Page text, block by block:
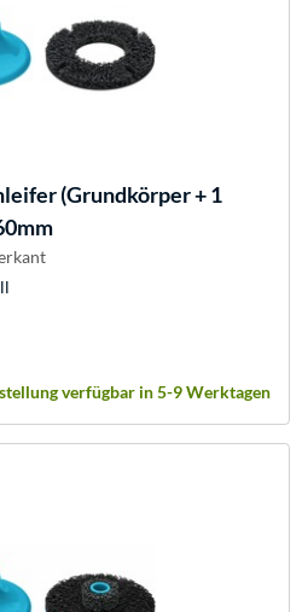
(Grundkörper + 1
verfügbar in 5-9 Werktagen